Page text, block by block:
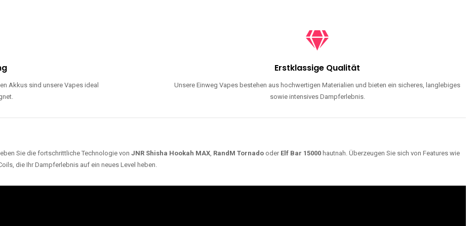
Akkus sind unsere Vapes ideal
Erstklassige Qualität
Unsere Einweg Vapes bestehen aus hochwertigen Materialien und bieten ein sicheres, langlebiges
sowie intensives Dampferlebnis.
Sie die fortschrittliche Technologie von JNR Shisha Hookah MAX, RandM Tornado oder Elf Bar 15000 hautnah. Überzeugen Sie sich von Features wie
die Ihr Dampferlebnis auf ein neues Level heben.